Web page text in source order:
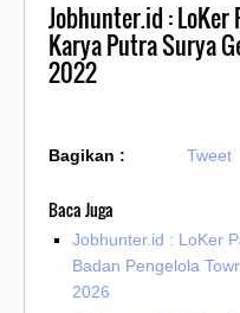
Jobhunter.id : LoKer
Karya Putra Surya
2022
Bagikan : Tweet
Baca Juga
Jobhunter.id : LoKer
Badan Pengelola
2026